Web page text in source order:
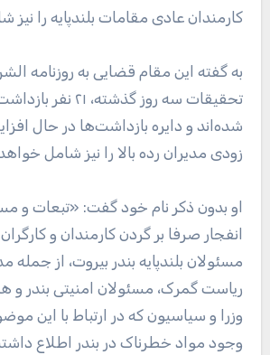
کارمندان عادی مقامات بلندپایه را
به گفته این مقام قضایی به روزنامه
تحقیقات سه روز گذشته،
شده‌اند و دایره بازداشت‌ها در حال
زودی مدیران رده بالا را نیز شامل
او بدون ذکر نام خود گفت: «تبعات و
انفجار صرفا بر گردن کارمندان و
مسئولان بلندپایه بندر بیروت، از جمله
ریاست گمرک، مسئولان امنیتی بندر و
وزرا و سیاسیون که در ارتباط با این